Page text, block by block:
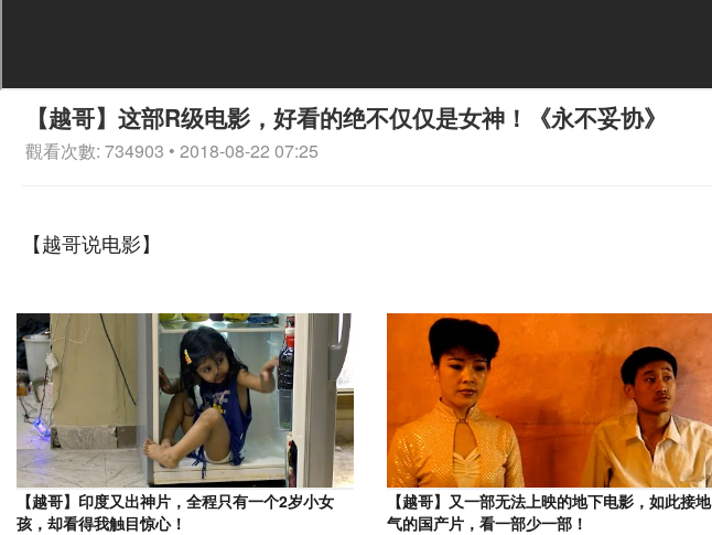
【越哥】这部R级电影，好看的绝不仅仅是女神！《永不妥协》
觀看次數: 734903 • 2018-08-22 07:25
【越哥说电影】
【越哥】印度又出神片，全程只有一个2岁小女
孩，却看得我触目惊心！
【越哥】又一部无法上映的地下电影，如此接地
气的国产片，看一部少一部！